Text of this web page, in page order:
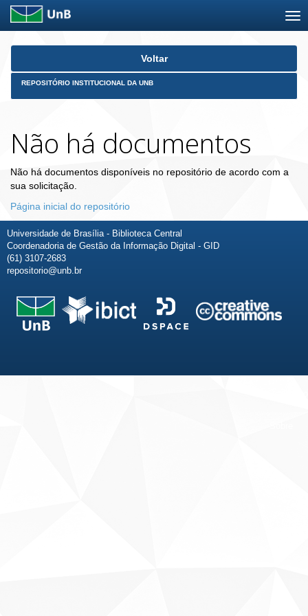
Skip
Voltar
REPOSITÓRIO INSTITUCIONAL DA UNB
Não há documentos
Não há documentos disponíveis no repositório de acordo com a
sua solicitação.
Página inicial do repositório
Universidade de Brasília - Biblioteca Central
Coordenadoria de Gestão da Informação Digital - GID
(61) 3107-2683
repositorio@unb.br